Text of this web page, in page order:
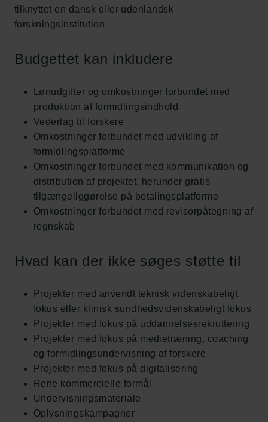
tilknyttet en dansk eller udenlandsk
forskningsinstitution.
Budgettet kan inkludere
Lønudgifter og omkostninger forbundet med
produktion af formidlingsindhold
Vederlag til forskere
Omkostninger forbundet med udvikling af
formidlingsplatforme
Omkostninger forbundet med kommunikation og
distribution af projektet, herunder gratis
tilgængeliggørelse på betalingsplatforme
Omkostninger forbundet med revisorpåtegning af
regnskab
Hvad kan der ikke søges støtte til
Projekter med anvendt teknisk videnskabeligt
fokus eller klinisk sundhedsvidenskabeligt fokus
Projekter med fokus på uddannelsesrekruttering
Projekter med fokus på medietræning, coaching
og formidlingsundervisning af forskere
Projekter med fokus på digitalisering
Rene kommercielle formål
Undervisningsmateriale
Oplysningskampagner